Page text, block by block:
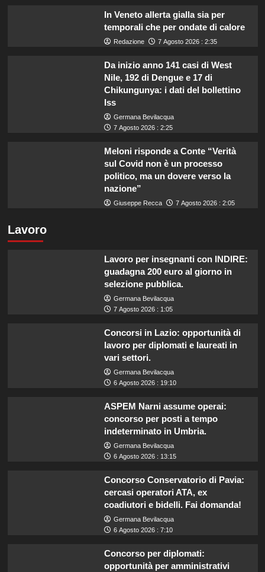
In Veneto allerta gialla sia per
temporali che per ondate di calore
Redazione 7 Agosto 2026 : 2:35
Da inizio anno 141 casi di West
Nile, 192 di Dengue e 17 di
Chikungunya: i dati del bollettino
Iss
Germana Bevilacqua
7 Agosto 2026 : 2:25
Meloni risponde a Conte “Verità
sul Covid non è un processo
politico, ma un dovere verso la
nazione”
Giuseppe Recca 7 Agosto 2026 : 2:05
Lavoro
Lavoro per insegnanti con INDIRE:
guadagna 200 euro al giorno in
selezione pubblica.
Germana Bevilacqua
7 Agosto 2026 : 1:05
Concorsi in Lazio: opportunità di
lavoro per diplomati e laureati in
vari settori.
Germana Bevilacqua
6 Agosto 2026 : 19:10
ASPEM Narni assume operai:
concorso per posti a tempo
indeterminato in Umbria.
Germana Bevilacqua
6 Agosto 2026 : 13:15
Concorso Conservatorio di Pavia:
cercasi operatori ATA, ex
coadiutori e bidelli. Fai domanda!
Germana Bevilacqua
6 Agosto 2026 : 7:10
Concorso per diplomati:
opportunità per amministrativi